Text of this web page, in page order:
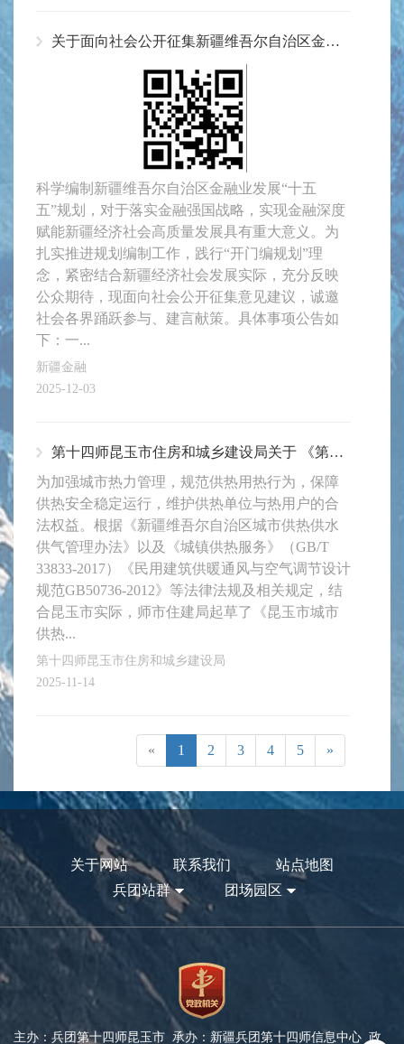
关于面向社会公开征集新疆维吾尔自治区金融业发展“十五五”规划编制意见建议的公告
科学编制新疆维吾尔自治区金融业发展“十五
五”规划，对于落实金融强国战略，实现金融深度
赋能新疆经济社会高质量发展具有重大意义。为
扎实推进规划编制工作，践行“开门编规划”理
念，紧密结合新疆经济社会发展实际，充分反映
公众期待，现面向社会公开征集意见建议，诚邀
社会各界踊跃参与、建言献策。具体事项公告如
下：一...
新疆金融
2025-12-03
第十四师昆玉市住房和城乡建设局关于 《第十四师昆玉市城市（镇）供热管理办法 （试行）》公开征求意见的通知
为加强城市热力管理，规范供热用热行为，保障
供热安全稳定运行，维护供热单位与热用户的合
法权益。根据《新疆维吾尔自治区城市供热供水
供气管理办法》以及《城镇供热服务》（GB/T
33833-2017）《民用建筑供暖通风与空气调节设计
规范GB50736-2012》等法律法规及相关规定，结
合昆玉市实际，师市住建局起草了《昆玉市城市
供热...
第十四师昆玉市住房和城乡建设局
2025-11-14
« 1 2 3 4 5 »
关于网站 联系我们
站点地图
兵团站群
团场园区
主办：兵团第十四师昆玉市 承办：新疆兵团第十四师信息中心 政